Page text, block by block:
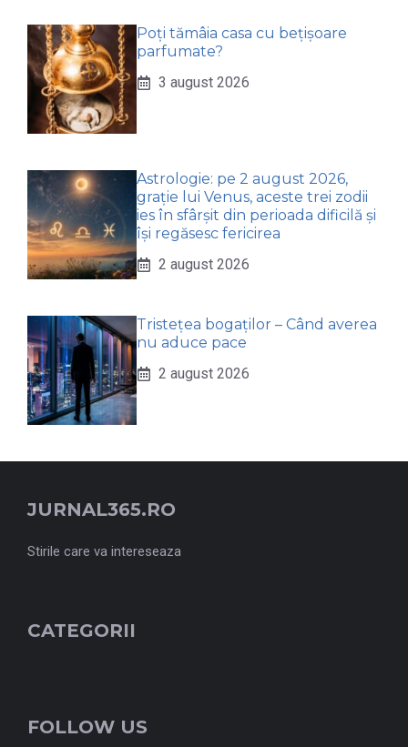
Poți tămâia casa cu bețișoare
parfumate?
3 august 2026
Astrologie: pe 2 august 2026,
grație lui Venus, aceste trei zodii
ies în sfârșit din perioada dificilă și
își regăsesc fericirea
2 august 2026
Tristețea bogaților – Când averea
nu aduce pace
2 august 2026
JURNAL365.RO
Stirile care va intereseaza
CATEGORII
FOLLOW US